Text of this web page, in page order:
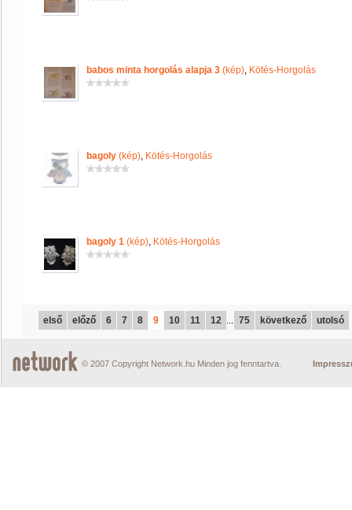
babos minta horgolás alapja 3 (kép), Kötés-Horgolás
bagoly (kép), Kötés-Horgolás
bagoly 1 (kép), Kötés-Horgolás
első előző 6 7 8 9 10 11 12 ... 75 következő utolsó
© 2007 Copyright Network.hu Minden jog fenntartva.